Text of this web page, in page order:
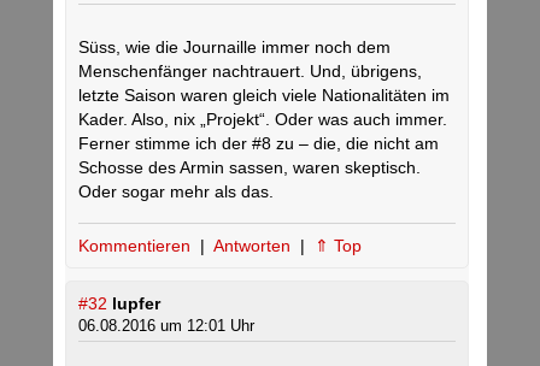
Süss, wie die Journaille immer noch dem
Menschenfänger nachtrauert. Und, übrigens,
letzte Saison waren gleich viele Nationalitäten im
Kader. Also, nix „Projekt“. Oder was auch immer.
Ferner stimme ich der #8 zu – die, die nicht am
Schosse des Armin sassen, waren skeptisch.
Oder sogar mehr als das.
Kommentieren | Antworten | ⇑ Top
#32 lupfer
06.08.2016 um 12:01 Uhr